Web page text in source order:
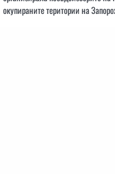
окупираните територии на